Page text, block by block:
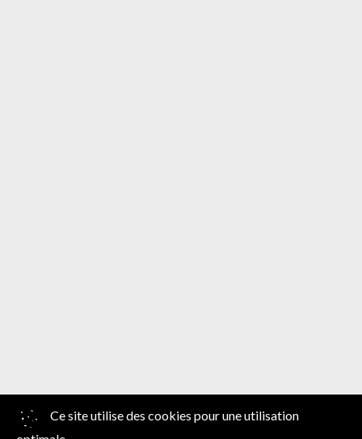
Ce site utilise des cookies pour une utilisation